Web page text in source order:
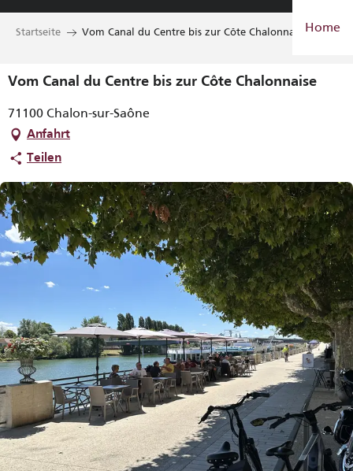
Aller
Home
Startseite Vom Canal du Centre bis zur Côte Chalonnaise
Vom Canal du Centre bis zur Côte Chalonnaise
71100 Chalon-sur-Saône
Anfahrt
Teilen